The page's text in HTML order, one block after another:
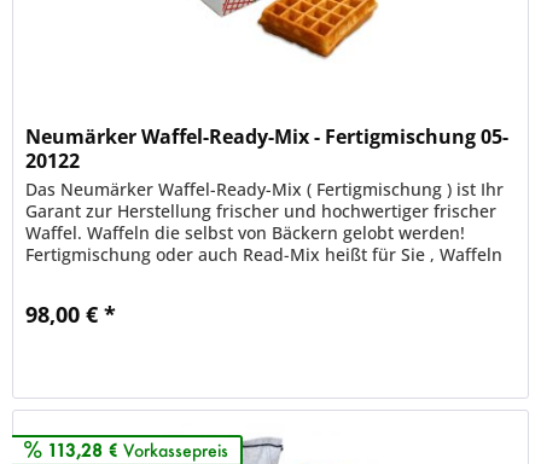
Neumärker Waffel-Ready-Mix - Fertigmischung 05-
20122
Das Neumärker Waffel-Ready-Mix ( Fertigmischung ) ist Ihr
Garant zur Herstellung frischer und hochwertiger frischer
Waffel. Waffeln die selbst von Bäckern gelobt werden!
Fertigmischung oder auch Read-Mix heißt für Sie , Waffeln
98,00 € *
113,28 € Vorkassepreis